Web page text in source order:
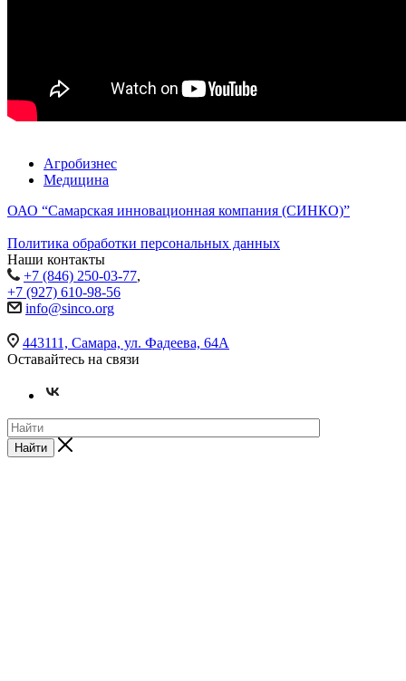
Агробизнес
Медицина
ОАО “Самарская инновационная компания (СИНКО)”
Политика обработки персональных данных
Наши контакты
+7 (846) 250-03-77,
+7 (927) 610-98-56
info@sinco.org
443111, Самара, ул. Фадеева, 64А
Оставайтесь на связи
Найти